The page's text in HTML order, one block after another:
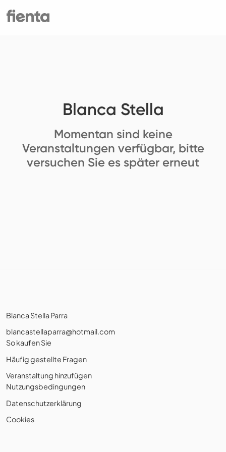
Blanca Stella
Momentan sind keine
Veranstaltungen verfügbar, bitte
versuchen Sie es später erneut
Blanca Stella Parra
blancastellaparra@hotmail.com
So kaufen Sie
Häufig gestellte Fragen
Veranstaltung hinzufügen
Nutzungsbedingungen
Datenschutzerklärung
Cookies